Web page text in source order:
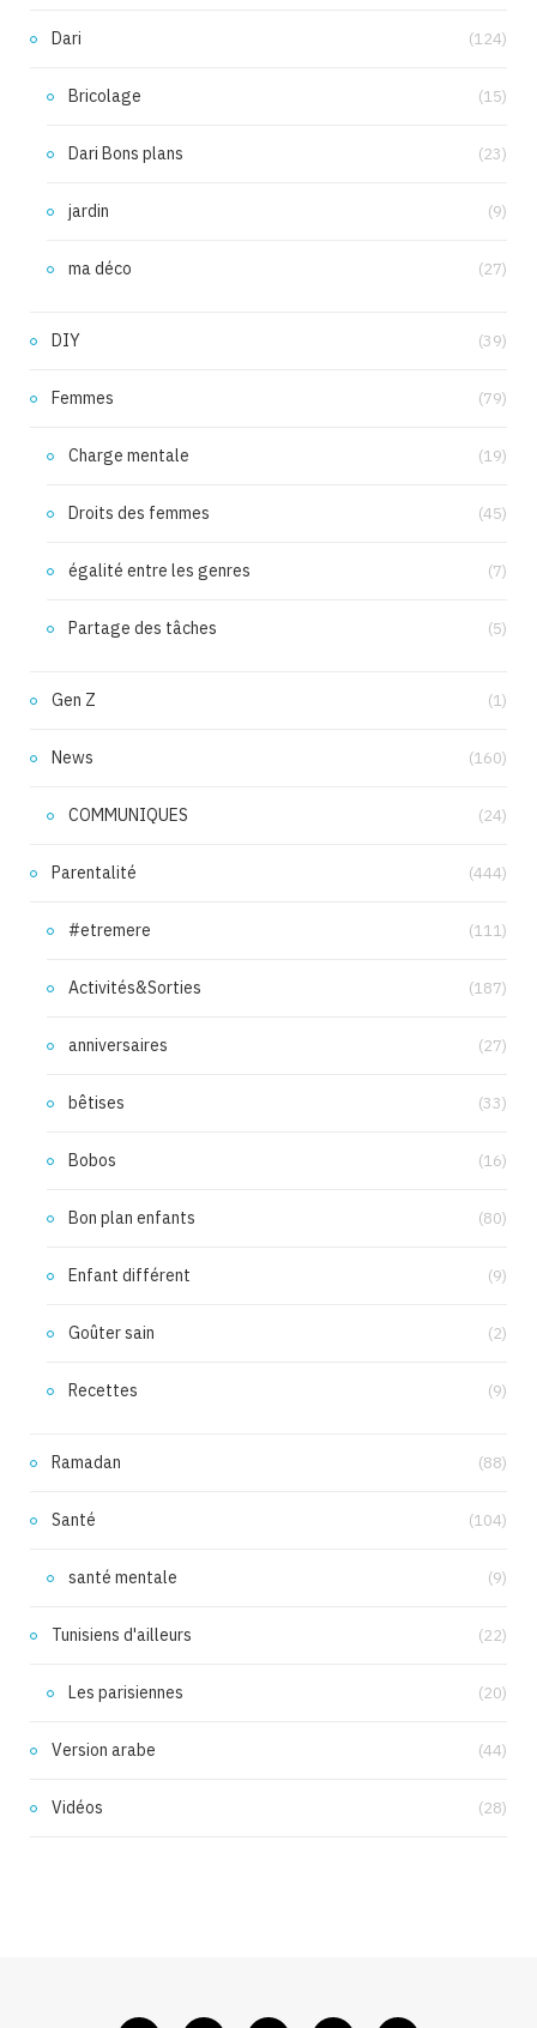
Dari (124)
Bricolage (15)
Dari Bons plans (23)
jardin (9)
ma déco (27)
DIY (39)
Femmes (79)
Charge mentale (19)
Droits des femmes (45)
égalité entre les genres (7)
Partage des tâches (5)
Gen Z (1)
News (160)
COMMUNIQUES (24)
Parentalité (444)
#etremere (111)
Activités&Sorties (187)
anniversaires (27)
bêtises (33)
Bobos (16)
Bon plan enfants (80)
Enfant différent (9)
Goûter sain (2)
Recettes (9)
Ramadan (88)
Santé (104)
santé mentale (9)
Tunisiens d'ailleurs (22)
Les parisiennes (20)
Version arabe (44)
Vidéos (28)